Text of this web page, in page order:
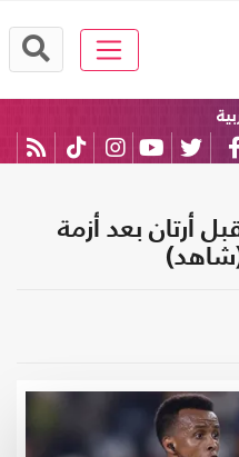
أرتان بعد أزمة